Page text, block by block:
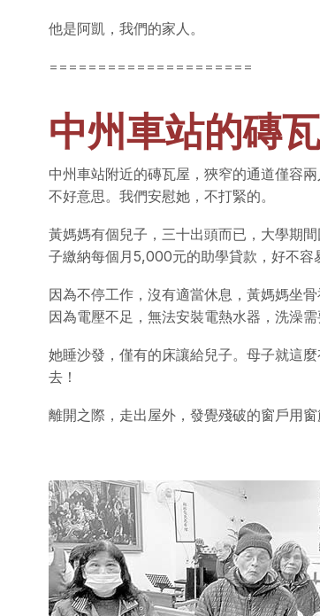
他是阿凱，我們的家人。
=====================
中州車站的磚
中州車站附近的磚瓦屋，狹窄的通道僅容
不好意思。我們安慰她，不打緊的。
黃媽媽有個兒子，三十出頭而已，大學期
子繳納每個月5,000元的助學貸款，好不容
因為不停工作，沒有適當休息，黃媽媽坐
因為電壓不足，無法安裝電熱水器，洗澡需
她睡沙發，僅有的床讓給兒子。母子就這
去！
離開之際，走出屋外，發覺殘破的窗戶用